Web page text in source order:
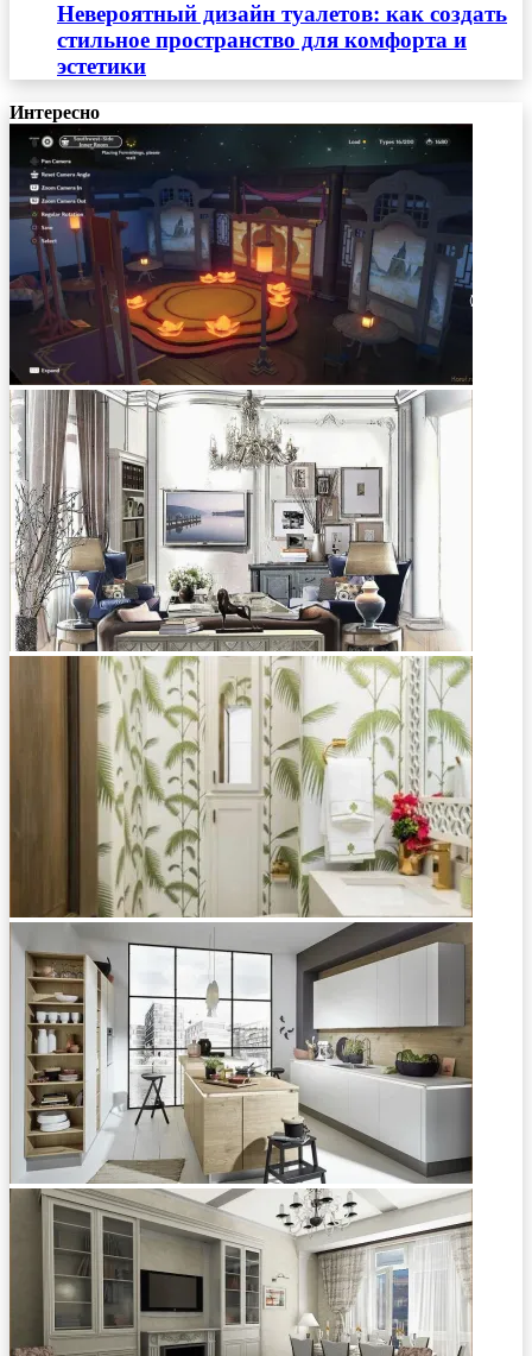
Невероятный дизайн туалетов: как создать
стильное пространство для комфорта и
эстетики
Интересно